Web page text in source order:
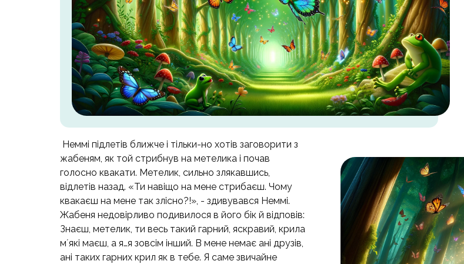
Неммі підлетів ближче і тільки-но хотів заговорити з
жабеням, як той стрибнув на метелика і почав
голосно квакати. Метелик, сильно злякавшись,
відлетів назад. «Ти навіщо на мене стрибаєш. Чому
квакаєш на мене так злісно?!», - здивувався Неммі.
Жабеня недовірливо подивилося в його бік й відповів:
Знаєш, метелик, ти весь такий гарний, яскравий, крила
мʼякі маєш, а я…я зовсім інший. В мене немає ані друзів,
ані таких гарних крил як в тебе. Я саме звичайне